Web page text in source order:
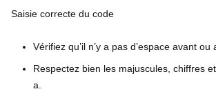
Saisie correcte du code
Vérifiez qu’il n’y a pas d’espace avant ou
Respectez bien les majuscules, chiffres
a.